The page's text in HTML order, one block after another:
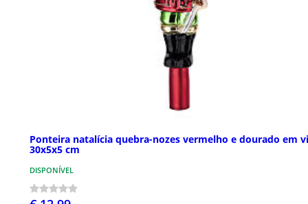
Ponteira natalícia quebra-nozes vermelho e dourado em
30x5x5 cm
DISPONÍVEL